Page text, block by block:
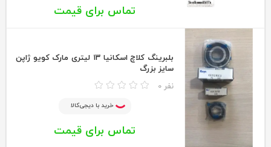
تماس برای قیمت
بلبرینگ کلاچ اسکانیا ۱۳ لیتری مارک کویو ژاپن
سایز بزرگ
0 نفر
خرید با دیجی‌کالا
تماس برای قیمت